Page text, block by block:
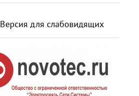
Версия для слабовидящих